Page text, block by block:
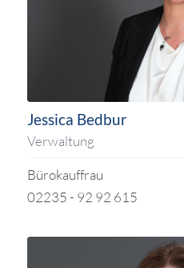
Jessica Bedbur
Verwaltung
Bürokauffrau
02235 - 92 92 615